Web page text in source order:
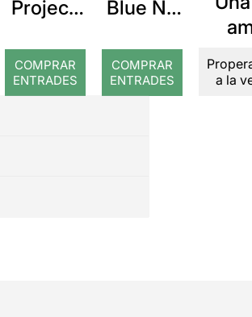
Project:
e a Dire
Straits
COMPRAR
ENTRADES
Blue Nit
Brenes
COMPRAR
ENTRADES
a la